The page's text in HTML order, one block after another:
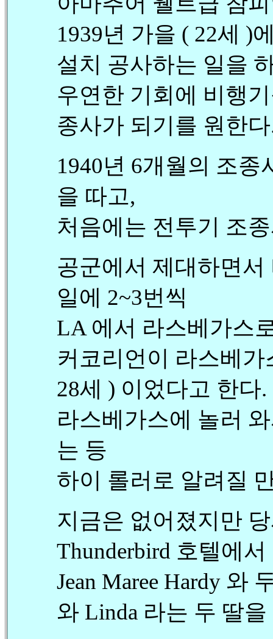
1939년 가을 ( 22세 )
설치 공사하는 일을
우연한 기회에 비행
종사가 되기를 원한
1940년 6개월의 조
을 따고,
처음에는 전투기 조
공군에서 제대하면
일에 2~3번씩
LA 에서 라스베가스
커코리언이 라스베가
28세 ) 이었다고 한다.
라스베가스에 놀러
는 등
하이 롤러로 알려질
지금은 없어졌지만
Thunderbird 호텔에
Jean Maree Hardy 와
와 Linda 라는 두 딸